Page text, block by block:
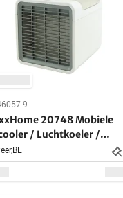
9
20748 Mobiele
/ Luchtkoeler /
- 2 stuk
BE